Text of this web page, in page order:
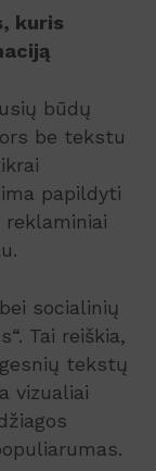
kuris
būdų
be tekstu
papildyti
reklaminiai
socialinių
Tai reiškia,
tekstų
vizualiai